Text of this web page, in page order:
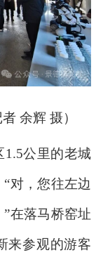
余辉 摄）
1.5公里的老城
对，您往左边
在落马桥窑址
来参观的游客